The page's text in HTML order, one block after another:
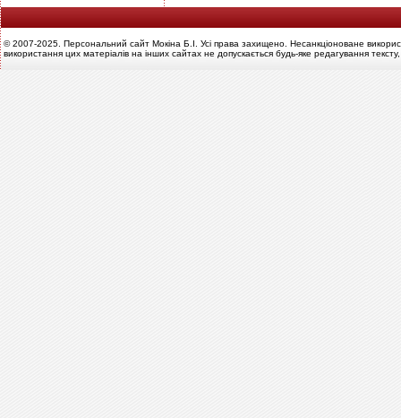
© 2007-2025. Персональний сайт Мокіна Б.І. Усі права захищено. Несанкціоноване
використання цих матеріалів на інших сайтах не допускається будь-яке редагування